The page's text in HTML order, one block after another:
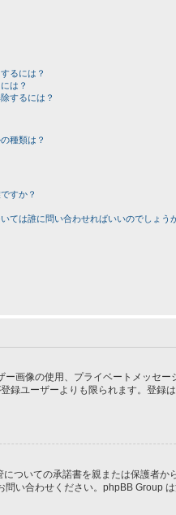
るには？
は？
するには？
種類は？
すか？
ては誰に問い合わせればいいのでしょう
画像の使用、プライベートメッセー
録ユーザーよりも限られます。登録
ついての承諾書を親または保護者か
い合わせください。phpBB Group